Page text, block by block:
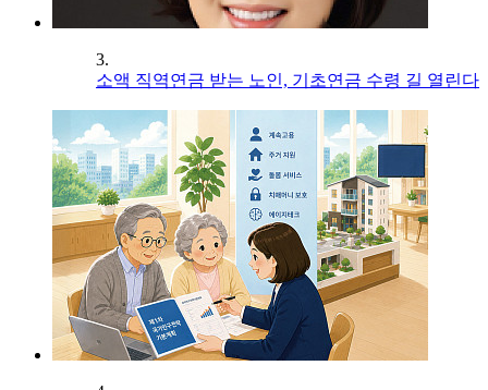
3.
소액 직역연금 받는 노인, 기초연금 수령 길 열린다